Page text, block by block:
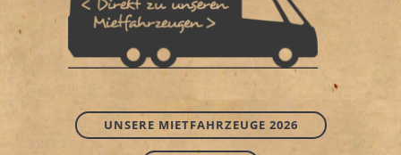
UNSERE MIETFAHRZEUGE 2026